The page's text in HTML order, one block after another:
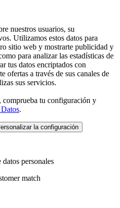
nuestros usuarios, su
Utilizamos estos datos para
sitio web y mostrarte publicidad y
para analizar las estadísticas de
tus datos encriptados con
ofertas a través de sus canales de
sus servicios.
comprueba tu configuración y
.
la configuración
personales
match